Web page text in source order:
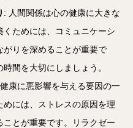
: 人間関係は心の健康に大きな
ためには、コミュニケーシ
がりを深めることが重要で
間を大切にしましょう。
康に悪影響を与える要因の一
には、ストレスの原因を理
とが重要です。リラクゼー